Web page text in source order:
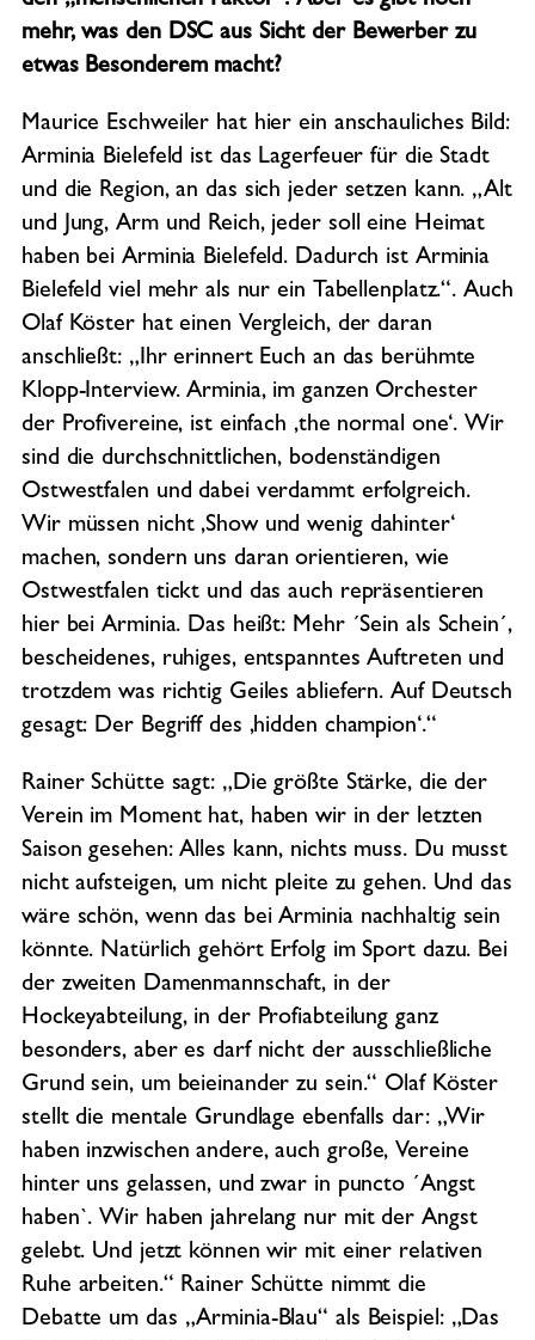
mehr, was den DSC aus Sicht der Bewerber zu
etwas Besonderem macht?
Maurice Eschweiler hat hier ein anschauliches Bild:
Arminia Bielefeld ist das Lagerfeuer für die Stadt
und die Region, an das sich jeder setzen kann. „Alt
und Jung, Arm und Reich, jeder soll eine Heimat
haben bei Arminia Bielefeld. Dadurch ist Arminia
Bielefeld viel mehr als nur ein Tabellenplatz.“. Auch
Olaf Köster hat einen Vergleich, der daran
anschließt: „Ihr erinnert Euch an das berühmte
Klopp-Interview. Arminia, im ganzen Orchester
der Profivereine, ist einfach ‚the normal one‘. Wir
sind die durchschnittlichen, bodenständigen
Ostwestfalen und dabei verdammt erfolgreich.
Wir müssen nicht ‚Show und wenig dahinter‘
machen, sondern uns daran orientieren, wie
Ostwestfalen tickt und das auch repräsentieren
hier bei Arminia. Das heißt: Mehr ´Sein als Schein´,
bescheidenes, ruhiges, entspanntes Auftreten und
trotzdem was richtig Geiles abliefern. Auf Deutsch
gesagt: Der Begriff des ‚hidden champion‘.“
Rainer Schütte sagt: „Die größte Stärke, die der
Verein im Moment hat, haben wir in der letzten
Saison gesehen: Alles kann, nichts muss. Du musst
nicht aufsteigen, um nicht pleite zu gehen. Und das
wäre schön, wenn das bei Arminia nachhaltig sein
könnte. Natürlich gehört Erfolg im Sport dazu. Bei
der zweiten Damenmannschaft, in der
Hockeyabteilung, in der Profiabteilung ganz
besonders, aber es darf nicht der ausschließliche
Grund sein, um beieinander zu sein.“ Olaf Köster
stellt die mentale Grundlage ebenfalls dar: „Wir
haben inzwischen andere, auch große, Vereine
hinter uns gelassen, und zwar in puncto ´Angst
haben`. Wir haben jahrelang nur mit der Angst
gelebt. Und jetzt können wir mit einer relativen
Ruhe arbeiten.“ Rainer Schütte nimmt die
Debatte um das „Arminia-Blau“ als Beispiel: „Das